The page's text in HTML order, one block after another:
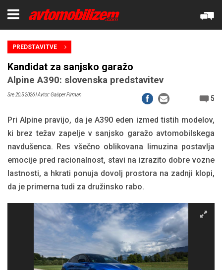
PREDSTAVITVE
Kandidat za sanjsko garažo
Alpine A390: slovenska predstavitev
Sre 20.5.2026| Avtor: Gašper Pirman 5
Pri Alpine pravijo, da je A390 eden izmed tistih modelov,
ki brez težav zapelje v sanjsko garažo avtomobilskega
navdušenca. Res všečno oblikovana limuzina postavlja
emocije pred racionalnost, stavi na izrazito dobre vozne
lastnosti, a hkrati ponuja dovolj prostora na zadnji klopi,
da je primerna tudi za družinsko rabo.